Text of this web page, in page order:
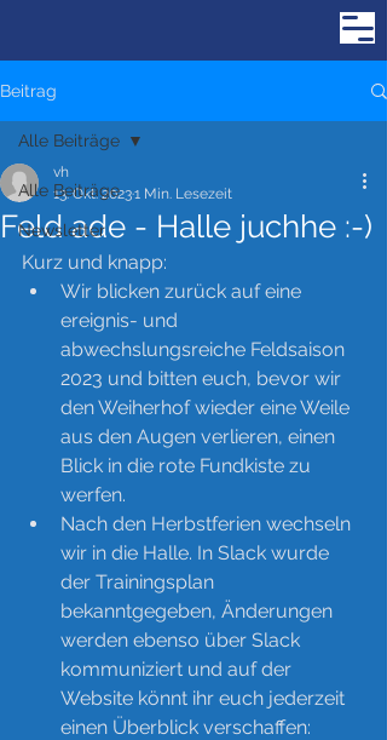
Beitrag
Alle Beiträge
Newsletter
Alle Beiträge
Feld ade - Halle juchhe :-)
vh
13. Okt. 20231 Min. Lesezeit
Kurz und knapp:
Wir blicken zurück auf eine
ereignis- und
abwechslungsreiche Feldsaison
2023 und bitten euch, bevor wir
den Weiherhof wieder eine Weile
aus den Augen verlieren, einen
Blick in die rote Fundkiste zu
werfen.
Nach den Herbstferien wechseln
wir in die Halle. In Slack wurde
der Trainingsplan
bekanntgegeben, Änderungen
werden ebenso über Slack
kommuniziert und auf der
Website könnt ihr euch jederzeit
einen Überblick verschaffen: